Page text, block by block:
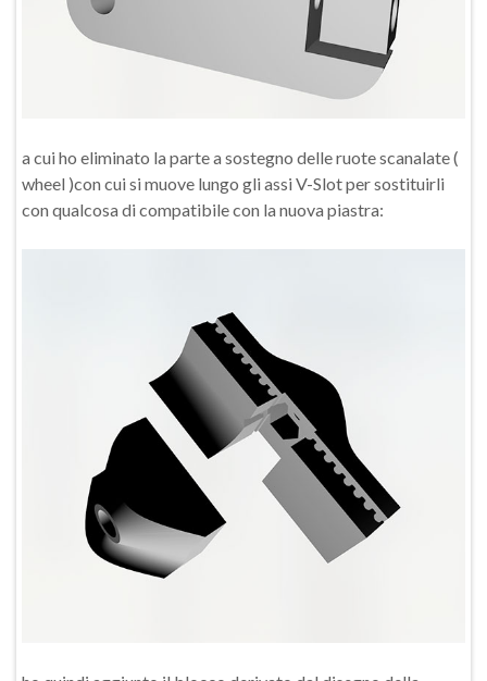
a cui ho eliminato la parte a sostegno delle ruote scanalate (
wheel )con cui si muove lungo gli assi V-Slot per sostituirli
con qualcosa di compatibile con la nuova piastra: